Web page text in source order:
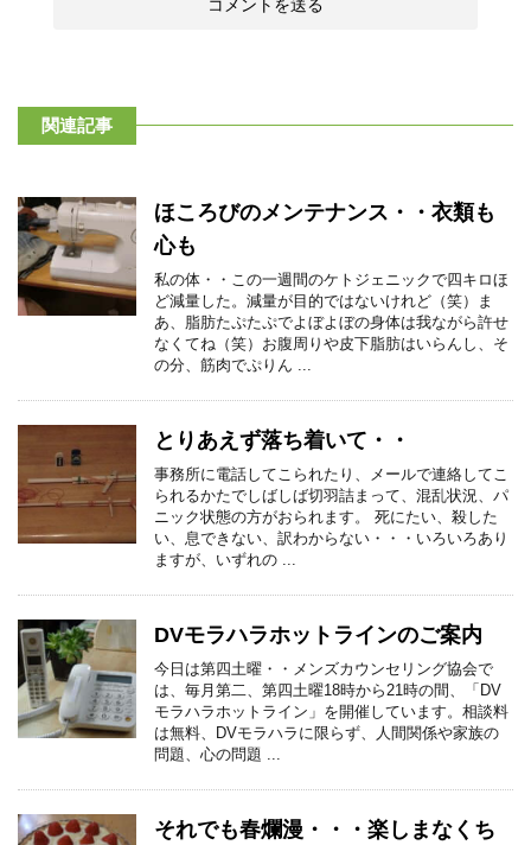
関連記事
ほころびのメンテナンス・・衣類も
心も
私の体・・この一週間のケトジェニックで四キロほ
ど減量した。減量が目的ではないけれど（笑）ま
あ、脂肪たぷたぷでよぼよぼの身体は我ながら許せ
なくてね（笑）お腹周りや皮下脂肪はいらんし、そ
の分、筋肉でぷりん ...
とりあえず落ち着いて・・
事務所に電話してこられたり、メールで連絡してこ
られるかたでしばしば切羽詰まって、混乱状況、パ
ニック状態の方がおられます。 死にたい、殺した
い、息できない、訳わからない・・・いろいろあり
ますが、いずれの ...
DVモラハラホットラインのご案内
今日は第四土曜・・メンズカウンセリング協会で
は、毎月第二、第四土曜18時から21時の間、「DV
モラハラホットライン」を開催しています。相談料
は無料、DVモラハラに限らず、人間関係や家族の
問題、心の問題 ...
それでも春爛漫・・・楽しまなくち